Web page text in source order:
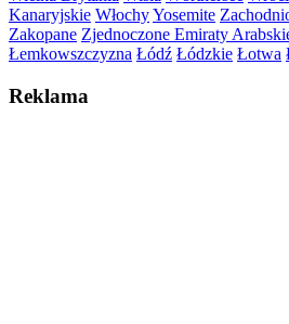
Kanaryjskie WłochyYosemite
Zakopane Zjednoczone Emiraty
Łemkowszczyzna Łódź Łódzkie Łotwa
Reklama